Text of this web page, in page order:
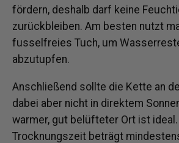
fördern, deshalb darf keine
zurückbleiben. Am besten nutzt
fusselfreies Tuch, um
abzutupfen.
Anschließend sollte die Kette an
dabei aber nicht in direktem
warmer, gut belüfteter Ort ist ideal.
Trocknungszeit beträgt